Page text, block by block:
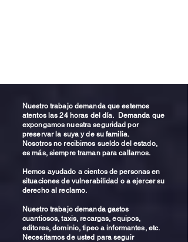
Nuestro trabajo demanda que estemos
atentos las 24 horas del día. Demanda que
expongamos nuestra seguridad por
preservar la suya y de su familia.
Nosotros no recibimos sueldo del estado,
es más, siempre traman para callarnos.
Hemos ayudado a cientos de personas en
situaciones de vulnerabilidad o a ejercer su
derecho al reclamo.
Nuestro trabajo demanda gastos
cuantiosos, taxis, recargas, equipos,
editores, dominio, tipeo a informantes, etc.
Necesitamos de usted para seguir